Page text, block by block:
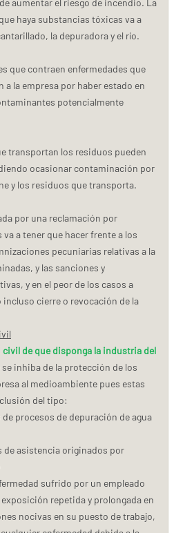
haya substancias tóxicas va a
la depuradora y el río.
que contraen enfermedades que
a la empresa por haber estado en
potencialmente
transportan los residuos pueden
ocasionar contaminación por
y los residuos que transporta.
por una reclamación por
a tener que hacer frente a los
pecuniarias relativas a la
y las sanciones y
y en el peor de los casos a
cierre o revocación de la
de que disponga la industria del
inhiba de la protección de los
al medioambiente pues estas
del tipo:
procesos de depuración de agua
de asistencia originados por
sufrido por un empleado
repetida y prolongada en
nocivas en su puesto de trabajo,